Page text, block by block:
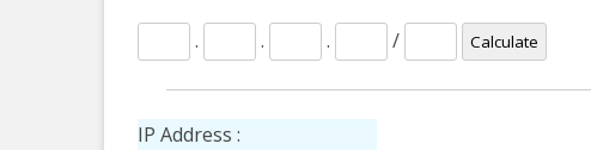
. . . / Calculate
IP Address :